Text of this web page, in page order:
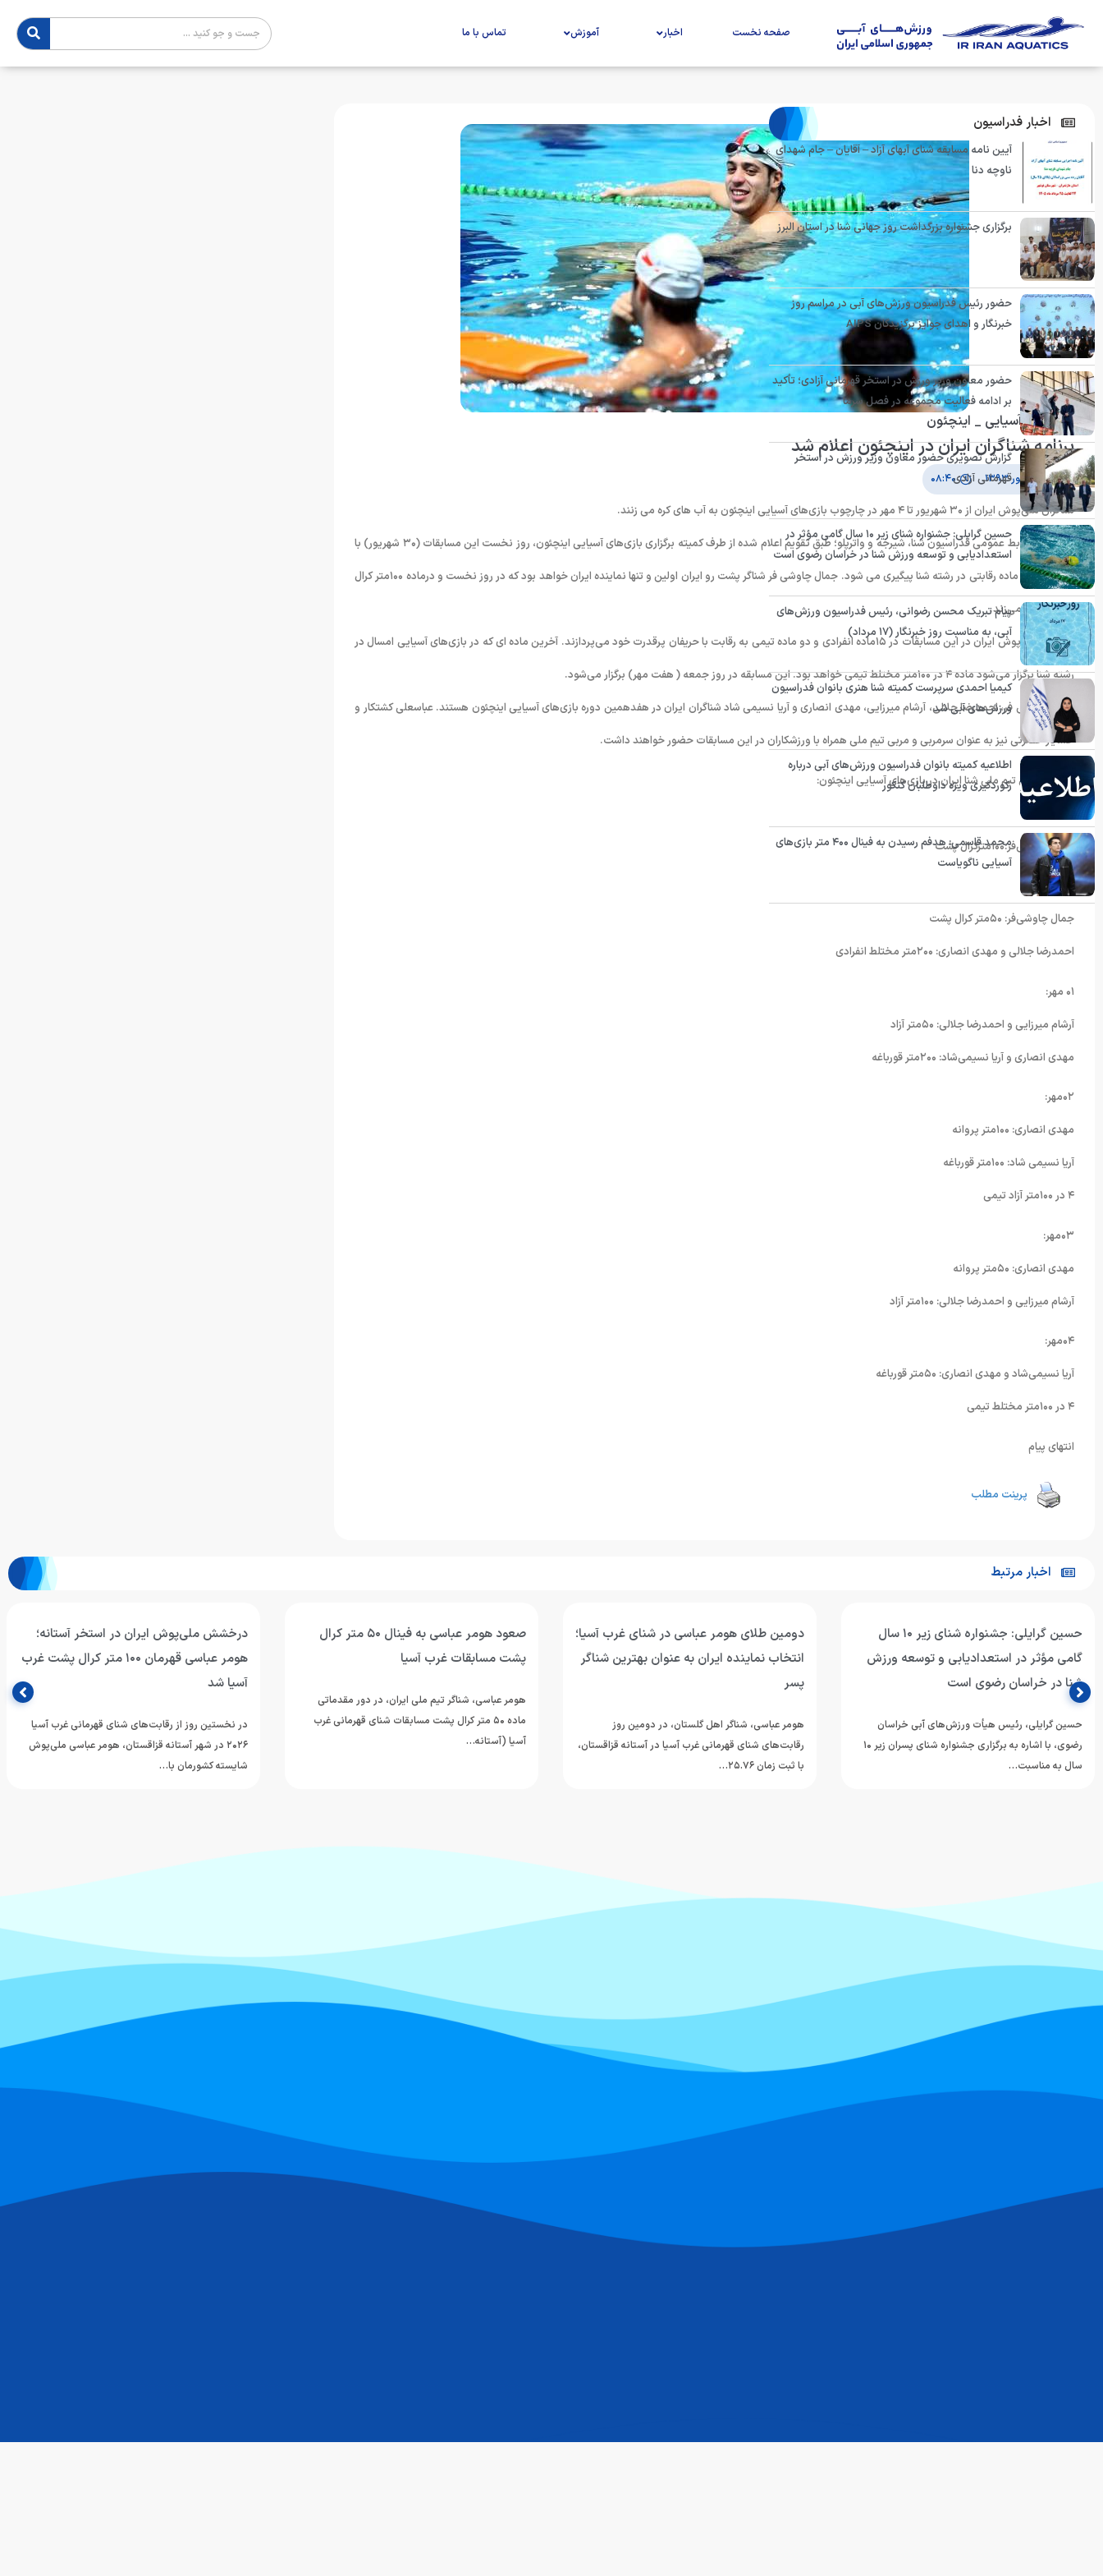
صفحه نخست اخبار آموزش تماس با ما
بازی های آسیایی _ اینچئون
برنامه شناگران ایران در اینچئون اعلام شد
۱۱ شهریور ۱۳۹۳ ۰۸:۴۰
شناگران ملی‎‌پوش ایران از ۳۰ شهریور تا ۴ مهر در چارچوب بازی‌های آسیایی اینچئون به آب های کره می زنند.
به گزارش روابط عمومی فدراسیون شنا، شیرجه و واترپلو؛ طبق تقویم اعلام شده از طرف کمیته برگزاری بازی‌های آسیایی اینچئون، روز نخست این مسابقات (۳۰ شهریور) با
برگزاری شش ماده رقابتی در رشته شنا پیگیری می شود. جمال چاوشی فر شناگر پشت رو ایران اولین و تنها نماینده ایران خواهد بود که در روز نخست و درماده ۱۰۰متر کرال
پشت به آب می‌زند.
شناگران ملی‌پوش ایران در این مسابقات در ۱۵ماده انفرادی و دو ماده تیمی به رقابت با حریفان پرقدرت خود می‌پردازند. آخرین ماده ای که در بازی‌های آسیایی امسال در
رشته شنا برگزار می‌شود ماده ۴ در ۱۰۰متر مختلط تیمی خواهد بود. این مسابقه در روز جمعه ( هفت مهر) برگزار می‌شود.
جمال چاوشی فر، احمدرضا جلالی، آرشام میرزایی، مهدی انصاری و آریا نسیمی شاد شناگران ایران در هفدهمین دوره بازی‌های آسیایی اینچئون هستند. عباسعلی کشتکار و
خشایار حضرتی نیز به عنوان سرمربی و مربی تیم ملی همراه با ورزشکاران در این مسابقات حضور خواهند داشت.
*برنامه کامل تیم ملی شنا ایران در بازی‌های آسیایی اینچئون:
۳۰ شهریور:
جمال چاوشی‌فر:۱۰۰مترکرال پشت
۳۱ شهریور:
جمال چاوشی‌فر: ۵۰متر کرال پشت
احمدرضا جلالی و مهدی انصاری: ۲۰۰متر مختلط انفرادی
۰۱ مهر:
آرشام میرزایی و احمدرضا جلالی: ۵۰متر آزاد
مهدی انصاری و آریا نسیمی‌شاد: ۲۰۰متر قورباغه
۰۲مهر:
مهدی انصاری: ۱۰۰متر پروانه
آریا نسیمی شاد: ۱۰۰متر قورباغه
۴ در ۱۰۰متر آزاد تیمی
۰۳مهر:
مهدی انصاری: ۵۰متر پروانه
آرشام میرزایی و احمدرضا جلالی: ۱۰۰متر آزاد
۰۴مهر:
آریا نسیمی‌شاد و مهدی انصاری: ۵۰متر قورباغه
۴ در ۱۰۰متر مختلط تیمی
انتهای پیام
پرینت مطلب
اخبار فدراسیون
آیین نامه مسابقه شنای آبهای آزاد – آقایان – جام شهدای
ناوچه دنا
برگزاری جشنواره بزرگداشت روز جهانی شنا در استان البرز
حضور رئیس فدراسیون ورزش‌های آبی در مراسم روز
خبرنگار و اهدای جوایز برگزیدگان AIPS
حضور معاون وزیر ورزش در استخر قهرمانی آزادی؛ تأکید
بر ادامه فعالیت مجموعه در فصل سرما
گزارش تصویری حضور معاون وزیر ورزش در استخر
قهرمانی آزادی
حسین گرایلی: جشنواره شنای زیر ۱۰ سال گامی مؤثر در
استعدادیابی و توسعه ورزش شنا در خراسان رضوی است
پیام تبریک محسن رضوانی، رئیس فدراسیون ورزش‌های
آبی، به مناسبت روز خبرنگار (۱۷ مرداد)
کیمیا احمدی سرپرست کمیته شنا هنری بانوان فدراسیون
ورزش‌های آبی شد
اطلاعیه کمیته بانوان فدراسیون ورزش‌های آبی درباره
رکوردگیری ویژه داوطلبان کنکور
محمد قاسمی: هدفم رسیدن به فینال ۴۰۰ متر بازی‌های
آسیایی ناگویاست
اخبار مرتبط
حسین گرایلی: جشنواره شنای زیر ۱۰ سال
گامی مؤثر در استعدادیابی و توسعه ورزش
شنا در خراسان رضوی است
حسین گرایلی، رئیس هیأت ورزش‌های آبی خراسان
رضوی، با اشاره به برگزاری جشنواره شنای پسران زیر ۱۰
سال به مناسبت…
دومین طلای هومر عباسی در شنای غرب آسیا؛
انتخاب نماینده ایران به عنوان بهترین شناگر
پسر
هومر عباسی، شناگر اهل گلستان، در دومین روز
رقابت‌های شنای قهرمانی غرب آسیا در آستانه قزاقستان،
با ثبت زمان ۲۵.۷۶…
صعود هومر عباسی به فینال ۵۰ متر کرال
پشت مسابقات غرب آسیا
هومر عباسی، شناگر تیم ملی ایران، در دور مقدماتی
ماده ۵۰ متر کرال پشت مسابقات شنای قهرمانی غرب
آسیا (آستانه…
درخشش ملی‌پوش ایران در استخر آستانه؛
هومر عباسی قهرمان ۱۰۰ متر کرال پشت غرب
آسیا شد
در نخستین روز از رقابت‌های شنای قهرمانی غرب آسیا
۲۰۲۶ در شهر آستانه قزاقستان، هومر عباسی ملی‌پوش
شایسته کشورمان با…